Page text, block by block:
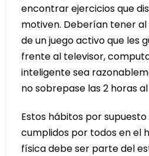
encontrar ejercicios que
motiven. Deberían tener al
de un juego activo que les
frente al televisor,
inteligente sea
no sobrepase las 2 horas
Estos hábitos por
cumplidos por todos en el
física debe ser parte del